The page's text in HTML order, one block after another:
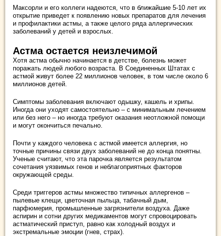
Максорли и его коллеги надеются, что в ближайшие 5-10 лет их
открытие приведет к появлению новых препаратов для лечения
и профилактики астмы, а также целого ряда аллергических
заболеваний у детей и взрослых.
Астма остается неизлечимой
Хотя астма обычно начинается в детстве, болезнь может
поражать людей любого возраста. В Соединенных Штатах с
астмой живут более 22 миллионов человек, в том числе около 6
миллионов детей.
Симптомы заболевания включают одышку, кашель и хрипы.
Иногда они уходят самостоятельно – с минимальным лечением
или без него – но иногда требуют оказания неотложной помощи
и могут окончиться печально.
Почти у каждого человека с астмой имеется аллергия, но
точные причины связи двух заболеваний не до конца понятны.
Ученые считают, что эта парочка является результатом
сочетания уязвимых генов и неблагоприятных факторов
окружающей среды.
Среди триггеров астмы множество типичных аллергенов –
пылевые клещи, цветочная пыльца, табачный дым,
парфюмерия, промышленные загрязнители воздуха. Даже
аспирин и сотни других медикаментов могут спровоцировать
астматический приступ, равно как холодный воздух и
экстремальные эмоции (гнев, страх).